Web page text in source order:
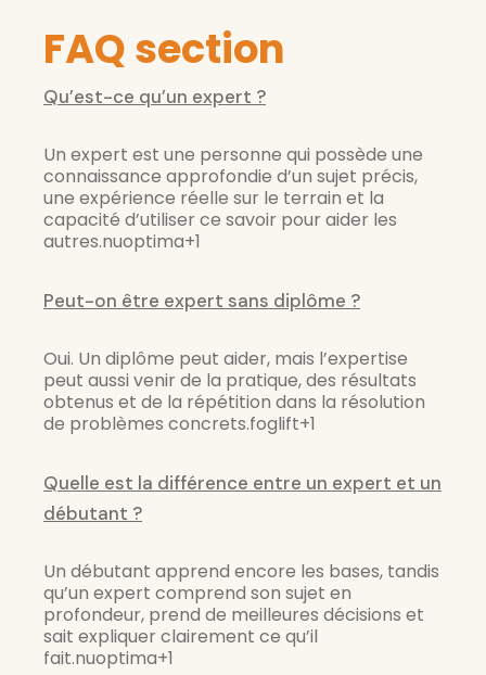
FAQ section
Qu’est-ce qu’un expert ?
Un expert est une personne qui possède une
connaissance approfondie d’un sujet précis,
une expérience réelle sur le terrain et la
capacité d’utiliser ce savoir pour aider les
autres.nuoptima+1
Peut-on être expert sans diplôme ?
Oui. Un diplôme peut aider, mais l’expertise
peut aussi venir de la pratique, des résultats
obtenus et de la répétition dans la résolution
de problèmes concrets.foglift+1
Quelle est la différence entre un expert et un
débutant ?
Un débutant apprend encore les bases, tandis
qu’un expert comprend son sujet en
profondeur, prend de meilleures décisions et
sait expliquer clairement ce qu’il
fait.nuoptima+1